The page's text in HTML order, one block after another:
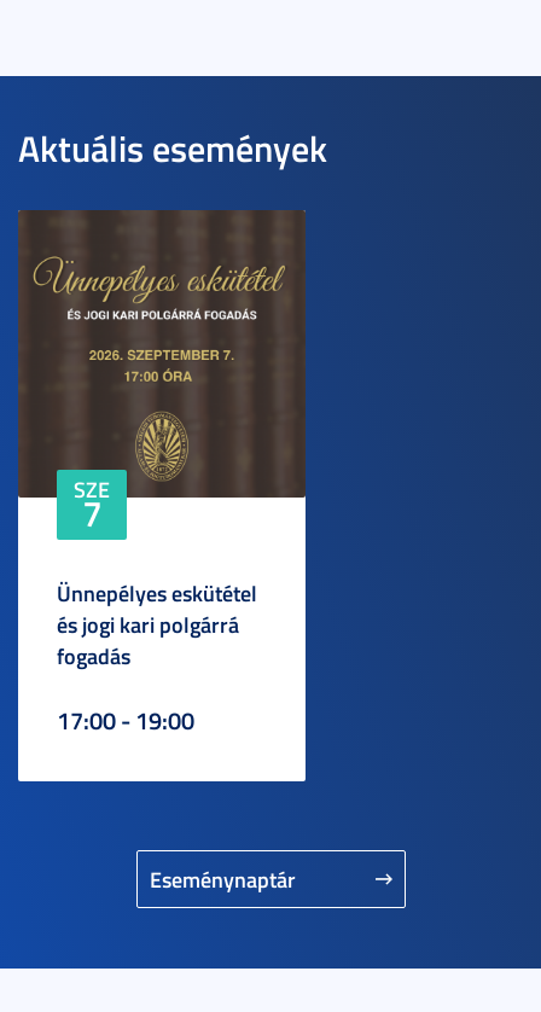
Aktuális események
Eseménynaptár
SZE
7
Ünnepélyes eskütétel
és jogi kari polgárrá
fogadás
17:00 - 19:00